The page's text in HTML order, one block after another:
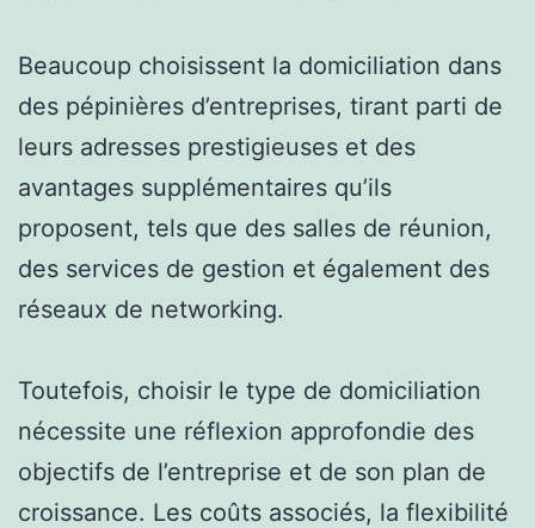
Beaucoup choisissent la domiciliation dans
des pépinières d’entreprises, tirant parti de
leurs adresses prestigieuses et des
avantages supplémentaires qu’ils
proposent, tels que des salles de réunion,
des services de gestion et également des
réseaux de networking.
Toutefois, choisir le type de domiciliation
nécessite une réflexion approfondie des
objectifs de l’entreprise et de son plan de
croissance. Les coûts associés, la flexibilité